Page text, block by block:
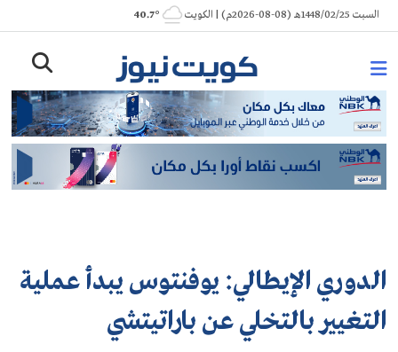
Skip
to
السبت 1448/02/25هـ (08-08-2026م) | الكويت ° 40.7
الدوري الإيطالي: يوفنتوس يبدأ عملية
التغيير بالتخلي عن باراتيتشي